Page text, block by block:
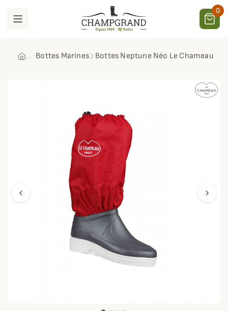
0
Bottes Marines Bottes Neptune Néo Le Chameau
chevron_left chevron_right